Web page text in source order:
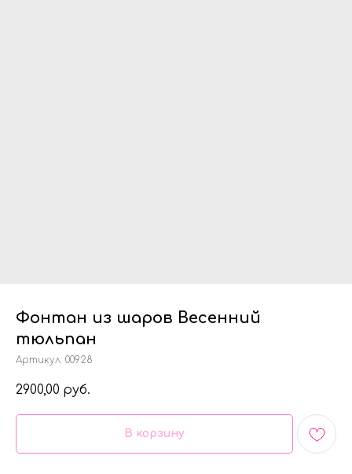
Фонтан из шаров Весенний
тюльпан
Артикул: 00928
2900,00 руб.
В корзину